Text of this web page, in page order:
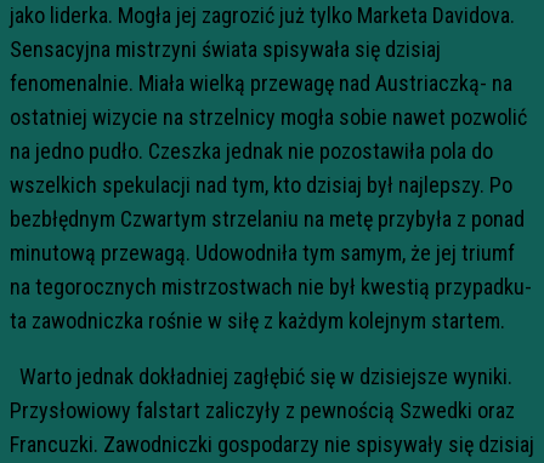
jako liderka. Mogła jej zagrozić już tylko Marketa Davidova.
Sensacyjna mistrzyni świata spisywała się dzisiaj
fenomenalnie. Miała wielką przewagę nad Austriaczką- na
ostatniej wizycie na strzelnicy mogła sobie nawet pozwolić
na jedno pudło. Czeszka jednak nie pozostawiła pola do
wszelkich spekulacji nad tym, kto dzisiaj był najlepszy. Po
bezbłędnym Czwartym strzelaniu na metę przybyła z ponad
minutową przewagą. Udowodniła tym samym, że jej triumf
na tegorocznych mistrzostwach nie był kwestią przypadku-
ta zawodniczka rośnie w siłę z każdym kolejnym startem.
Warto jednak dokładniej zagłębić się w dzisiejsze wyniki.
Przysłowiowy falstart zaliczyły z pewnością Szwedki oraz
Francuzki. Zawodniczki gospodarzy nie spisywały się dzisiaj